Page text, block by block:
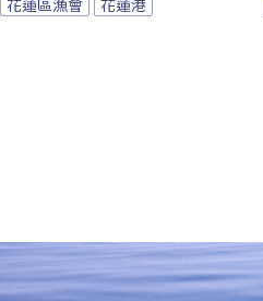
花蓮區漁會 花蓮港